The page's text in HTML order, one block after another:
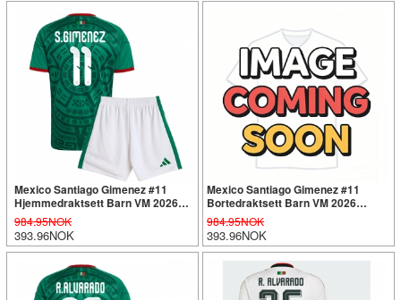
Mexico Santiago Gimenez #11
Hjemmedraktsett Barn VM 2026
Kortermet (+ Korte bukser)
984.95NOK
393.96NOK
Mexico Santiago Gimenez #11
Bortedraktsett Barn VM 2026
Kortermet (+ Korte bukser)
984.95NOK
393.96NOK